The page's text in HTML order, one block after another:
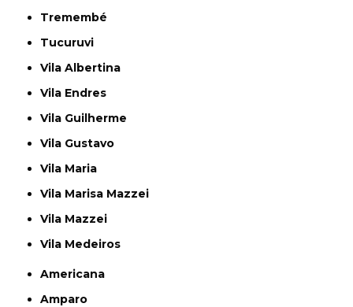
Tremembé
Tucuruvi
Vila Albertina
Vila Endres
Vila Guilherme
Vila Gustavo
Vila Maria
Vila Marisa Mazzei
Vila Mazzei
Vila Medeiros
Americana
Amparo